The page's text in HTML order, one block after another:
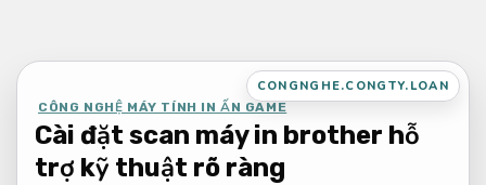
nội
dung
CONGNGHE.CONGTY.LOAN
CÔNG NGHỆ MÁY TÍNH IN ẤN GAME
Cài đặt scan máy in brother hỗ
trợ kỹ thuật rõ ràng